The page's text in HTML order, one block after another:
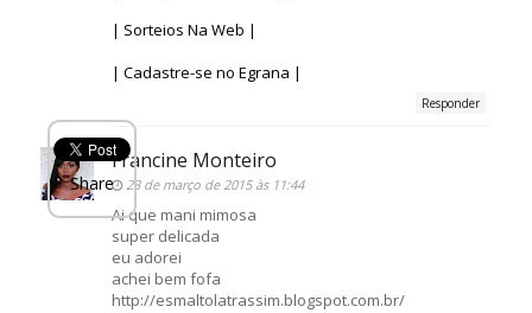
| Sorteios Na Web |
| Cadastre-se no Egrana |
Responder
Francine Monteiro
23 de março de 2015 às 11:44
Ai que mani mimosa
super delicada
eu adorei
achei bem fofa
http://esmaltolatrassim.blogspot.com.br/
Share